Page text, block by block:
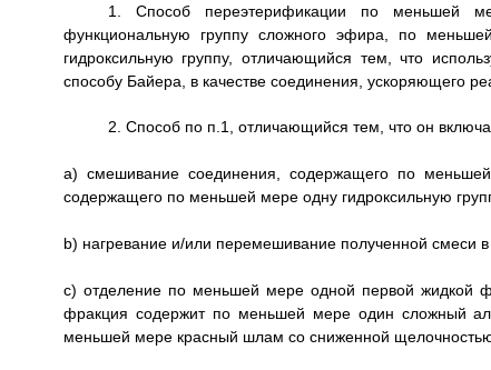
1. Способ переэтерификации по меньшей
функциональную группу сложного эфира, по
гидроксильную группу, отличающийся тем, что
способу Байера, в качестве соединения, ускоряющего
2. Способ по п.1, отличающийся тем, что он
a) смешивание соединения, содержащего по
содержащего по меньшей мере одну гидроксильную
b) нагревание и/или перемешивание полученной смеси
c) отделение по меньшей мере одной первой жидкой
фракция содержит по меньшей мере один сложный
меньшей мере красный шлам со сниженной